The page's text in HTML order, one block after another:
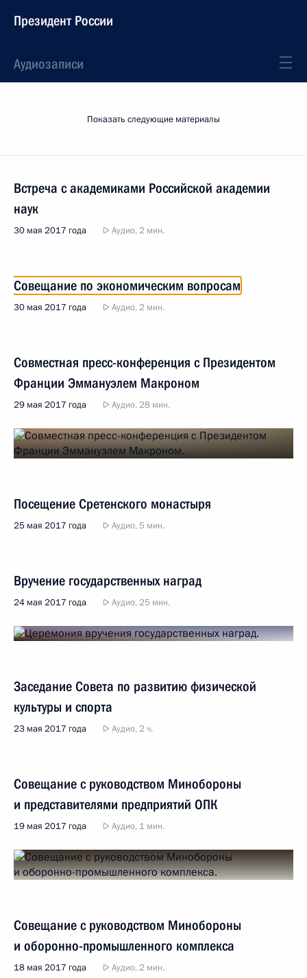
Президент России
Аудиозаписи
Показать следующие материалы
Встреча с академиками Российской академии
наук
30 мая 2017 года Аудио, 2 мин.
Совещание по экономическим вопросам
30 мая 2017 года Аудио, 2 мин.
Совместная пресс-конференция с Президентом
Франции Эммануэлем Макроном
29 мая 2017 года Аудио, 28 мин.
Посещение Сретенского монастыря
25 мая 2017 года Аудио, 5 мин.
Вручение государственных наград
24 мая 2017 года Аудио, 25 мин.
Заседание Совета по развитию физической
культуры и спорта
23 мая 2017 года Аудио, 2 ч.
Совещание с руководством Минобороны
и представителями предприятий ОПК
19 мая 2017 года Аудио, 1 мин.
Совещание с руководством Минобороны
и оборонно-промышленного комплекса
18 мая 2017 года Аудио, 2 мин.